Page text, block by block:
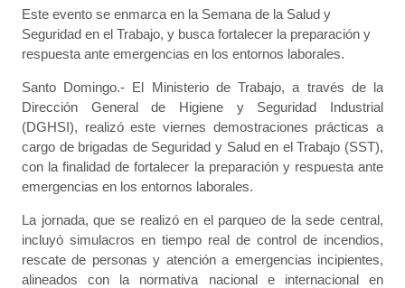
Este evento se enmarca en la Semana de la Salud y
Seguridad en el Trabajo, y busca fortalecer la preparación y
respuesta ante emergencias en los entornos laborales.
Santo Domingo.- El Ministerio de Trabajo, a través de la
Dirección General de Higiene y Seguridad Industrial
(DGHSI), realizó este viernes demostraciones prácticas a
cargo de brigadas de Seguridad y Salud en el Trabajo (SST),
con la finalidad de fortalecer la preparación y respuesta ante
emergencias en los entornos laborales.
La jornada, que se realizó en el parqueo de la sede central,
incluyó simulacros en tiempo real de control de incendios,
rescate de personas y atención a emergencias incipientes,
alineados con la normativa nacional e internacional en